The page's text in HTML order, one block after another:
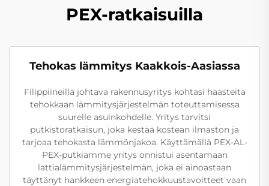
PEX-ratkaisuilla
Tehokas lämmitys Kaakkois-Aasiassa
Filippiineillä johtava rakennusyritys kohtasi haasteita
tehokkaan lämmitysjärjestelmän toteuttamisessa
suurelle asuinkohdelle. Yritys tarvitsi
putkistoratkaisun, joka kestää kostean ilmaston ja
tarjoaa tehokasta lämmönjakoa. Käyttämällä PEX-AL-
PEX-putkiamme yritys onnistui asentamaan
lattialämmitysjärjestelmän, joka ei ainoastaan
täyttänyt hankkeen energiatehokkuustavoitteet vaan